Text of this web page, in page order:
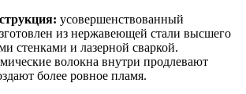
усовершенствованный
из нержавеющей стали высшего
стенками и лазерной сваркой.
волокна внутри продлевают
более ровное пламя.